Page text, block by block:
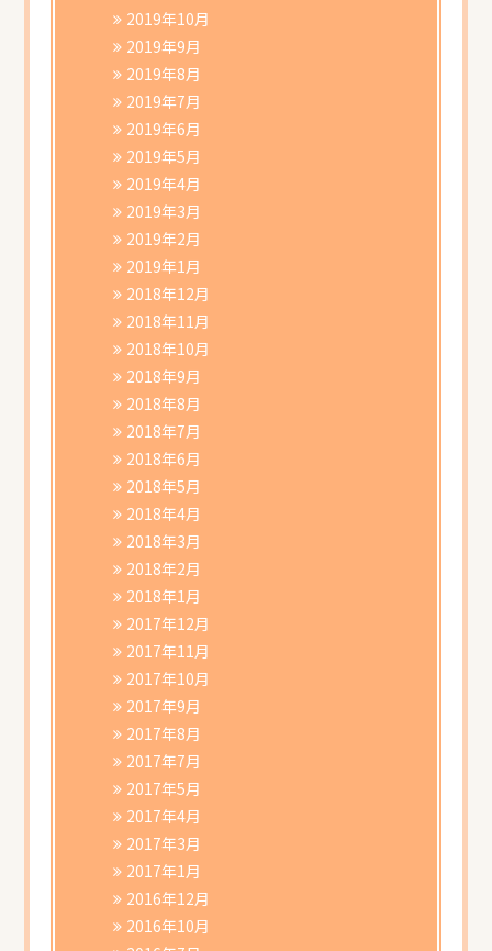
2019年10月
2019年9月
2019年8月
2019年7月
2019年6月
2019年5月
2019年4月
2019年3月
2019年2月
2019年1月
2018年12月
2018年11月
2018年10月
2018年9月
2018年8月
2018年7月
2018年6月
2018年5月
2018年4月
2018年3月
2018年2月
2018年1月
2017年12月
2017年11月
2017年10月
2017年9月
2017年8月
2017年7月
2017年5月
2017年4月
2017年3月
2017年1月
2016年12月
2016年10月